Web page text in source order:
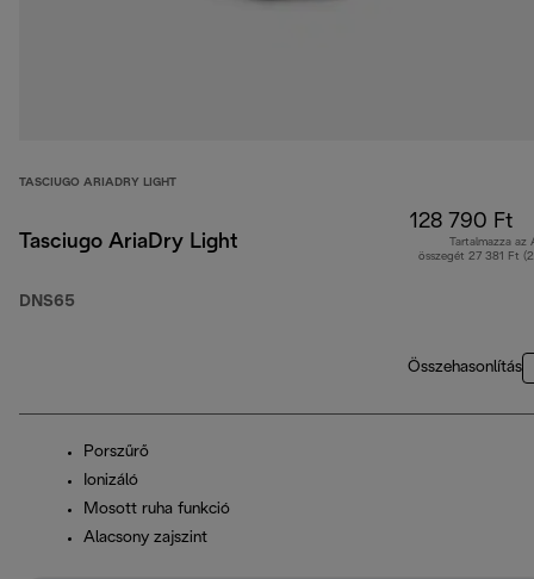
TASCIUGO ARIADRY LIGHT
Tasciugo AriaDry Light
DNS65
128 790 Ft
Tartalmazza az
összegét 27 381 Ft
Összehasonlítás
Porszűrő
Ionizáló
Mosott ruha funkció
Alacsony zajszint